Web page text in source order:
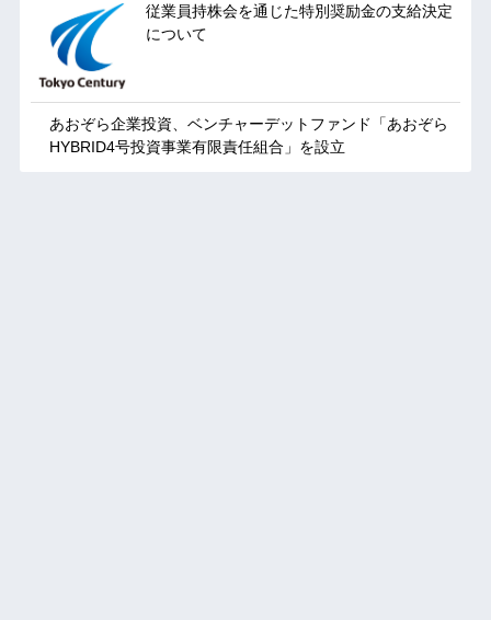
従業員持株会を通じた特別奨励金の支給決定
について
あおぞら企業投資、ベンチャーデットファンド「あおぞら
HYBRID4号投資事業有限責任組合」を設立